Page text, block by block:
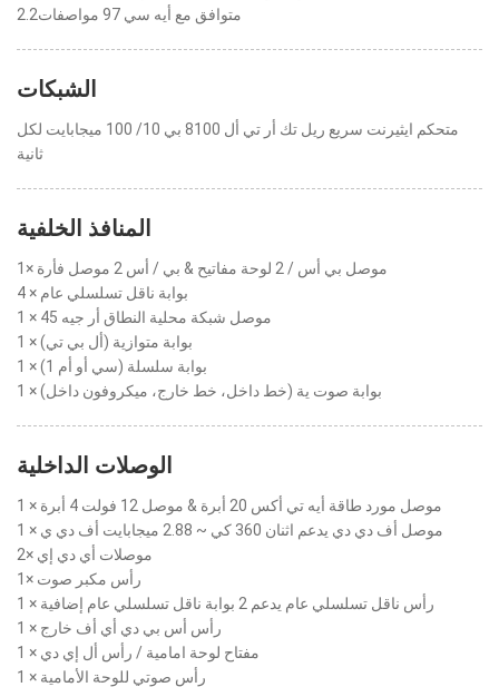
متوافق مع أيه سي 97 مواصفات2.2
الشبكات
متحكم ايثيرنت سريع ريل تك أر تي أل 8100 بي 10/ 100 ميجابايت لكل
ثانية
المنافذ الخلفية
1× موصل بي أس / 2 لوحة مفاتيح & بي / أس 2 موصل فأرة
4 × بوابة ناقل تسلسلي عام
1 × موصل شبكة محلية النطاق أر جيه 45
1 × بوابة متوازية (أل بي تي)
1 × بوابة سلسلة (سي أو أم 1)
1 × بوابة صوت ية (خط داخل، خط خارج، ميكروفون داخل)
الوصلات الداخلية
1 × موصل مورد طاقة أيه تي أكس 20 أبرة & موصل 12 فولت 4 أبرة
1 × موصل أف دي دي يدعم اثنان 360 كي ~ 2.88 ميجابايت أف دي ي
2× موصلات أي دي إي
1× رأس مكبر صوت
1 × رأس ناقل تسلسلي عام يدعم 2 بوابة ناقل تسلسلي عام إضافية
1 × رأس أس بي دي أي أف خارج
1 × مفتاح لوحة امامية / رأس أل إي دي
1 × رأس صوتي للوحة الأمامية